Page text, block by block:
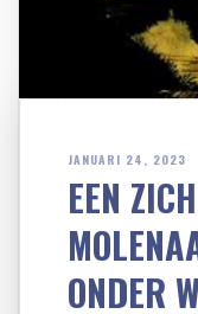
JANUARI 24, 2023
EEN
ONDER